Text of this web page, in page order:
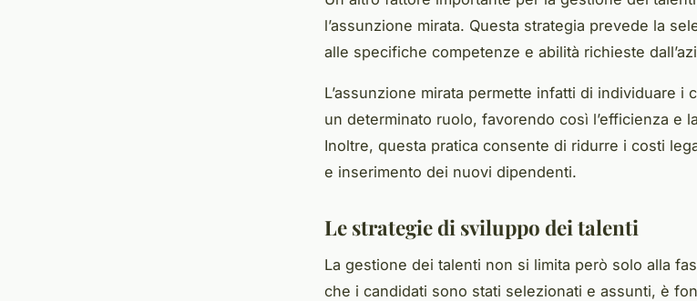
l’assunzione mirata. Questa strategia prevede la
alle specifiche competenze e abilità richieste
L’assunzione mirata permette infatti di individuare i
un determinato ruolo, favorendo così l’efficienza e
Inoltre, questa pratica consente di ridurre i costi
e inserimento dei nuovi dipendenti.
Le strategie di sviluppo dei talenti
La gestione dei talenti non si limita però solo alla
che i candidati sono stati selezionati e assunti, è